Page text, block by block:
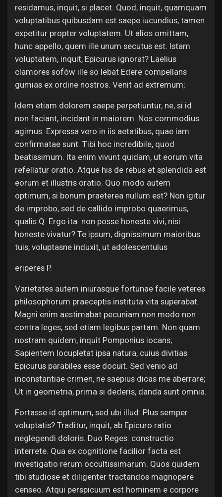
residamus, inquit, si placet. Quod, inquit, quamquam
voluptatibus quibusdam est saepe iucundius, tamen
expetitur propter voluptatem. Ut alios omittam,
hunc appello, quem ille unum secutus est. Istam
voluptatem, inquit, Epicurus ignorat? Laelius
clamores sofòw ille so lebat Edere compellans
gumias ex ordine nostros. Venit ad extremum;
Idem etiam dolorem saepe perpetiuntur, ne, si id
non faciant, incidant in maiorem. Nos commodius
agimus. Expressa vero in iis aetatibus, quae iam
confirmatae sunt. Tibi hoc incredibile, quod
beatissimum. Ita enim vivunt quidam, ut eorum vita
refellatur oratio. Atque his de rebus et splendida est
eorum et illustris oratio. Quo modo autem
optimum, si bonum praeterea nullum est? Non igitur
de improbo, sed de callido improbo quaerimus,
qualis Q. Ergo ita: non posse honeste vivi, nisi
honeste vivatur? Te ipsum, dignissimum maioribus
tuis, voluptasne induxit, ut adolescentulus
eriperes P.
Varietates autem iniurasque fortunae facile veteres
philosophorum praeceptis instituta vita superabat.
Magni enim aestimabat pecuniam non modo non
contra leges, sed etiam legibus partam. Non quam
nostram quidem, inquit Pomponius iocans;
Sapientem locupletat ipsa natura, cuius divitias
Epicurus parabiles esse docuit. Sed venio ad
inconstantiae crimen, ne saepius dicas me aberrare;
Ut in geometria, prima si dederis, danda sunt omnia.
Fortasse id optimum, sed ubi illud: Plus semper
voluptatis? Traditur, inquit, ab Epicuro ratio
neglegendi doloris. Duo Reges: constructio
interrete. Qua ex cognitione facilior facta est
investigatio rerum occultissimarum. Quos quidem
tibi studiose et diligenter tractandos magnopere
censeo. Atqui perspicuum est hominem e corpore